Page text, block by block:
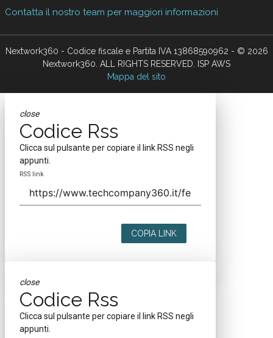
Contatta il nostro team per maggiori informazioni
Nextwork360 - Codice fiscale e Partita IVA 13868590962 - © 2026
Nextwork360. ALL RIGHTS RESERVED. ISP AWS
Mappa del sito
close
Codice Rss
Clicca sul pulsante per copiare il link RSS negli
appunti.
RSS link
COPIA LINK
close
Codice Rss
Clicca sul pulsante per copiare il link RSS negli
appunti.